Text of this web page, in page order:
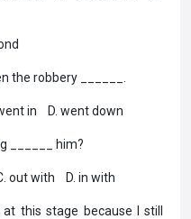
the robbery ______.
in D. went down
______ him?
out with D. in with
this stage because I still